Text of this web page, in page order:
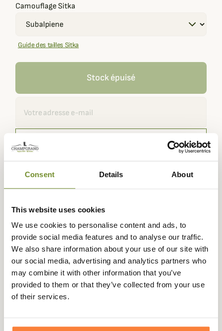
Consent Details About
This website uses cookies
We use cookies to personalise content and ads, to
provide social media features and to analyse our traffic.
We also share information about your use of our site with
our social media, advertising and analytics partners who
may combine it with other information that you’ve
provided to them or that they’ve collected from your use
of their services.
Camouflage Sitka
Guide des tailles Sitka
Stock épuisé
disponible.
la journée
retour sous
90 jours
sécurisé
3 fois dès 100
euros
Kleuren Camouflage